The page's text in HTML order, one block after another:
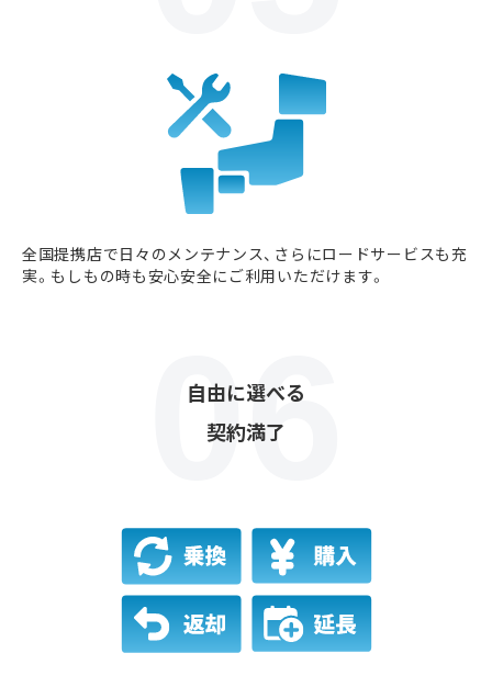
全国提携店で日々のメンテナンス、さらにロードサービスも充
実。もしもの時も安心安全にご利用いただけます。
自由に選べる
契約満了